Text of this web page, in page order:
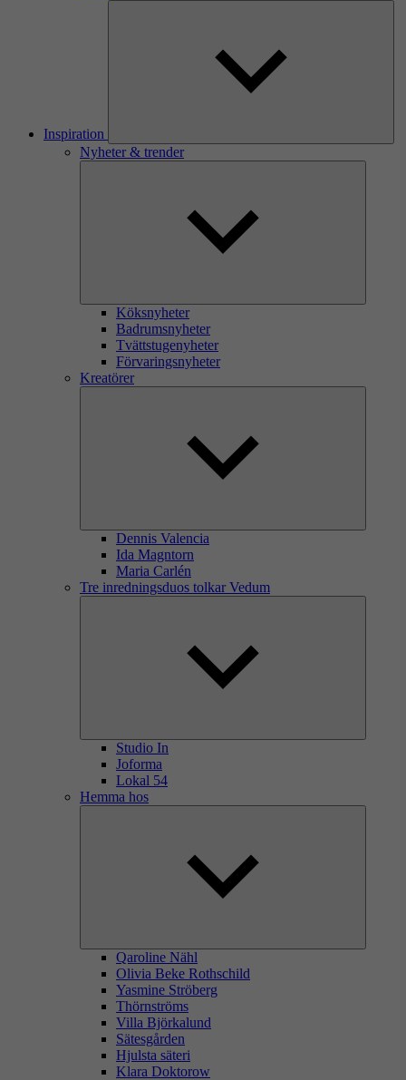
Inspiration
Nyheter & trender
Köksnyheter
Badrumsnyheter
Tvättstugenyheter
Förvaringsnyheter
Kreatörer
Dennis Valencia
Ida Magntorn
Maria Carlén
Tre inredningsduos tolkar Vedum
Studio In
Joforma
Lokal 54
Hemma hos
Qaroline Nähl
Olivia Beke Rothschild
Yasmine Ströberg
Thörnströms
Villa Björkalund
Sätesgården
Hjulsta säteri
Klara Doktorow